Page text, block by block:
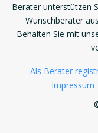
Berater unterstützen
Wunschberater
Behalten Sie mit
Als Berater
Impressum